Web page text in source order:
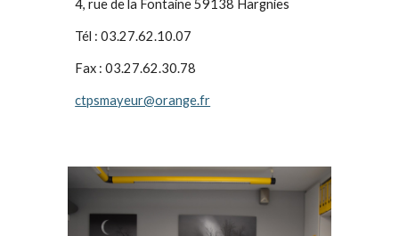
4, rue de la Fontaine 59138 Hargnies
Tél : 03.27.62.10.07
Fax : 03.27.62.30.78
ctpsmayeur@orange.fr